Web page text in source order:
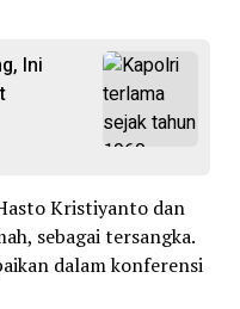
Ini
Kristiyanto dan
sebagai tersangka.
dalam konferensi